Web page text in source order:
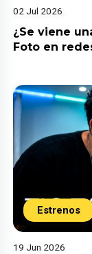
02 Jul 2026
¿Se viene
Foto en
Estrenos
19 Jun 2026